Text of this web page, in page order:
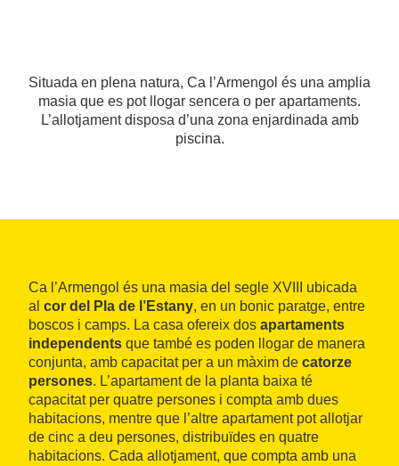
Situada en plena natura, Ca l’Armengol és una amplia
masia que es pot llogar sencera o per apartaments.
L’allotjament disposa d’una zona enjardinada amb
piscina.
Ca l’Armengol és una masia del segle XVIII ubicada
al cor del Pla de l’Estany, en un bonic paratge, entre
boscos i camps. La casa ofereix dos apartaments
independents que també es poden llogar de manera
conjunta, amb capacitat per a un màxim de catorze
persones. L’apartament de la planta baixa té
capacitat per quatre persones i compta amb dues
habitacions, mentre que l’altre apartament pot allotjar
de cinc a deu persones, distribuïdes en quatre
habitacions. Cada allotjament, que compta amb una